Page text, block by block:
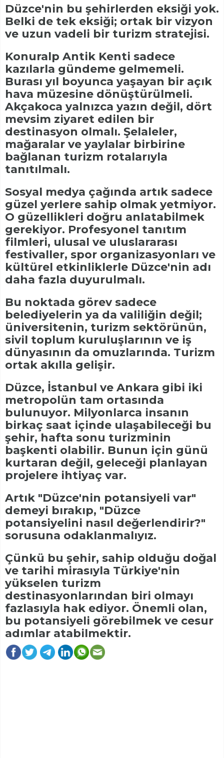
Düzce'nin bu şehirlerden eksiği yok.
Belki de tek eksiği; ortak bir vizyon
ve uzun vadeli bir turizm stratejisi.
Konuralp Antik Kenti sadece
kazılarla gündeme gelmemeli.
Burası yıl boyunca yaşayan bir açık
hava müzesine dönüştürülmeli.
Akçakoca yalnızca yazın değil, dört
mevsim ziyaret edilen bir
destinasyon olmalı. Şelaleler,
mağaralar ve yaylalar birbirine
bağlanan turizm rotalarıyla
tanıtılmalı.
Sosyal medya çağında artık sadece
güzel yerlere sahip olmak yetmiyor.
O güzellikleri doğru anlatabilmek
gerekiyor. Profesyonel tanıtım
filmleri, ulusal ve uluslararası
festivaller, spor organizasyonları ve
kültürel etkinliklerle Düzce'nin adı
daha fazla duyurulmalı.
Bu noktada görev sadece
belediyelerin ya da valiliğin değil;
üniversitenin, turizm sektörünün,
sivil toplum kuruluşlarının ve iş
dünyasının da omuzlarında. Turizm
ortak akılla gelişir.
Düzce, İstanbul ve Ankara gibi iki
metropolün tam ortasında
bulunuyor. Milyonlarca insanın
birkaç saat içinde ulaşabileceği bu
şehir, hafta sonu turizminin
başkenti olabilir. Bunun için günü
kurtaran değil, geleceği planlayan
projelere ihtiyaç var.
Artık "Düzce'nin potansiyeli var"
demeyi bırakıp, "Düzce
potansiyelini nasıl değerlendirir?"
sorusuna odaklanmalıyız.
Çünkü bu şehir, sahip olduğu doğal
ve tarihi mirasıyla Türkiye'nin
yükselen turizm
destinasyonlarından biri olmayı
fazlasıyla hak ediyor. Önemli olan,
bu potansiyeli görebilmek ve cesur
adımlar atabilmektir.